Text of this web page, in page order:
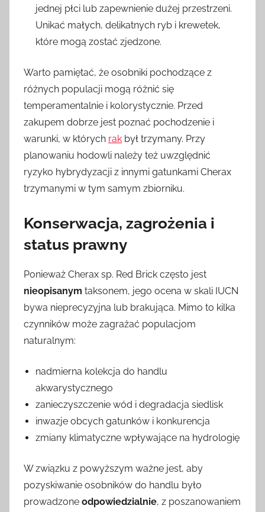
jednej płci lub zapewnienie dużej przestrzeni.
Unikać małych, delikatnych ryb i krewetek,
które mogą zostać zjedzone.
Warto pamiętać, że osobniki pochodzące z
różnych populacji mogą różnić się
temperamentalnie i kolorystycznie. Przed
zakupem dobrze jest poznać pochodzenie i
warunki, w których rak był trzymany. Przy
planowaniu hodowli należy też uwzględnić
ryzyko hybrydyzacji z innymi gatunkami Cherax
trzymanymi w tym samym zbiorniku.
Konserwacja, zagrożenia i
status prawny
Ponieważ Cherax sp. Red Brick często jest
nieopisanym taksonem, jego ocena w skali IUCN
bywa nieprecyzyjna lub brakująca. Mimo to kilka
czynników może zagrażać populacjom
naturalnym:
nadmierna kolekcja do handlu
akwarystycznego
zanieczyszczenie wód i degradacja siedlisk
inwazje obcych gatunków i konkurencja
zmiany klimatyczne wpływające na hydrologię
W związku z powyższym ważne jest, aby
pozyskiwanie osobników do handlu było
prowadzone odpowiedzialnie, z poszanowaniem